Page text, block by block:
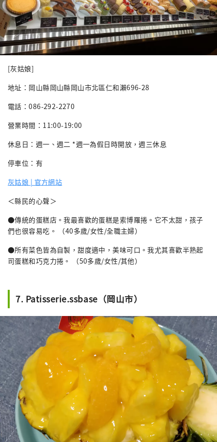
[灰姑娘]
地址：岡山縣岡山縣岡山市北區仁和瀨696-28
電話：086-292-2270
營業時間：11:00-19:00
休息日：週一、週二 *週一為假日時開放，週三休息
停車位：有
灰姑娘 | 官方網站
＜縣民的心聲＞
●傳統的蛋糕店。我最喜歡的蛋糕是索博羅捲。它不太甜，孩子
們也很容易吃。 （40多歲/女性/全職主婦）
●所有菜色皆為自製，甜度適中，美味可口。我尤其喜歡半熟起
司蛋糕和巧克力捲。 （50多歲/女性/其他）
7. Patisserie.ssbase（岡山市）